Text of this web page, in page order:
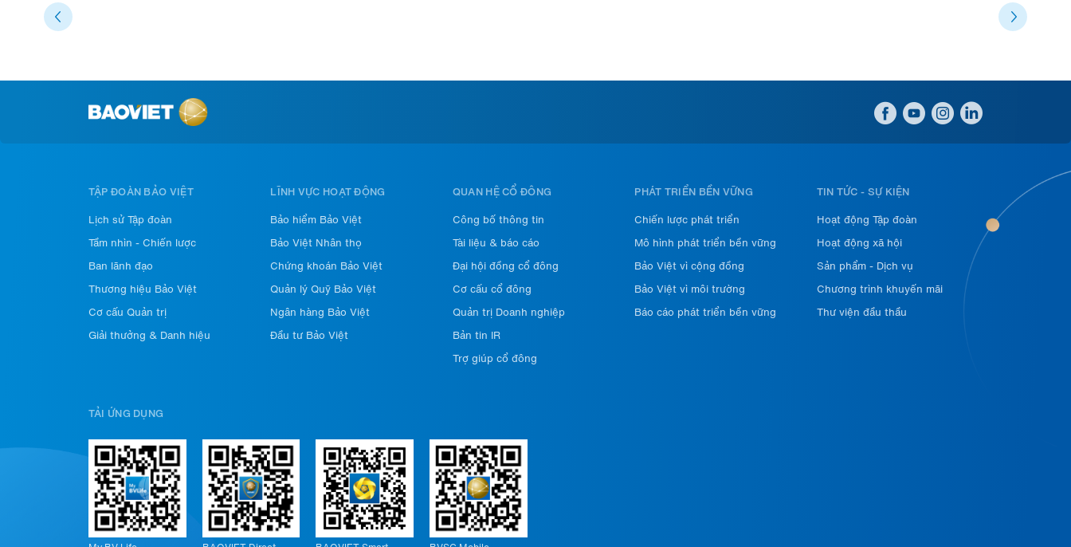
TẬP ĐOÀN BẢO VIỆT
Lịch sử Tập đoàn
Tầm nhìn - Chiến lược
Ban lãnh đạo
Thương hiệu Bảo Việt
Cơ cấu Quản trị
Giải thưởng & Danh hiệu
LĨNH VỰC HOẠT ĐỘNG
Bảo hiểm Bảo Việt
Bảo Việt Nhân thọ
Chứng khoán Bảo Việt
Quản lý Quỹ Bảo Việt
Ngân hàng Bảo Việt
Đầu tư Bảo Việt
QUAN HỆ CỔ ĐÔNG
Công bố thông tin
Tài liệu & báo cáo
Đại hội đồng cổ đông
Cơ cấu cổ đông
Quản trị Doanh nghiệp
Bản tin IR
Trợ giúp cổ đông
PHÁT TRIỂN BỀN VỮNG
Chiến lược phát triển
Mô hình phát triển bền vững
Bảo Việt vì cộng đồng
Bảo Việt vì môi trường
Báo cáo phát triển bền vững
TIN TỨC - SỰ KIỆN
Hoạt động Tập đoàn
Hoạt động xã hội
Sản phẩm - Dịch vụ
Chương trình khuyến mãi
Thư viện đầu thầu
TẢI ỨNG DỤNG